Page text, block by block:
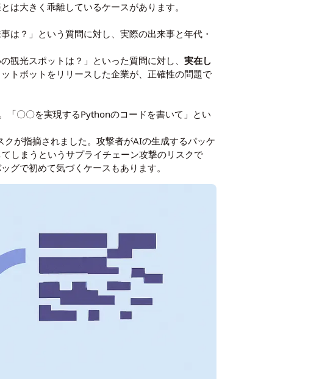
は大きく乖離しているケースがあります。
は？」という質問に対し、実際の出来事と年代・
観光スポットは？」といった質問に対し、実在し
トボットをリリースした企業が、正確性の問題で
「〇〇を実現するPythonのコードを書いて」とい
が指摘されました。攻撃者がAIの生成するパッケ
しまうというサプライチェーン攻撃のリスクで
グで初めて気づくケースもあります。